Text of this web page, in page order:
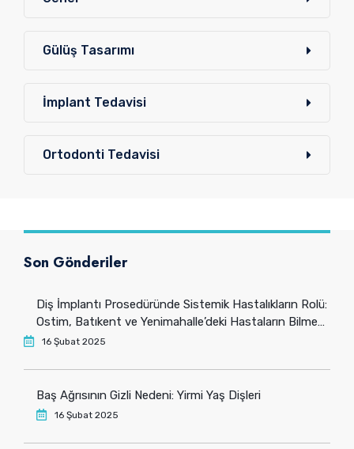
Gülüş Tasarımı
İmplant Tedavisi
Ortodonti Tedavisi
Son Gönderiler
Diş İmplantı Prosedüründe Sistemik Hastalıkların Rolü:
Ostim, Batıkent ve Yenimahalle’deki Hastaların Bilmesi
Gerekenler
16 Şubat 2025
Baş Ağrısının Gizli Nedeni: Yirmi Yaş Dişleri
16 Şubat 2025